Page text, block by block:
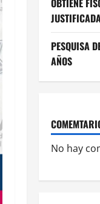
OBTIENE
PESQUISA
AÑOS
No hay